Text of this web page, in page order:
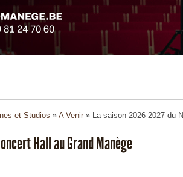
et Studios » A Venir » La saison 2026-2027 du
Hall au Grand Manège